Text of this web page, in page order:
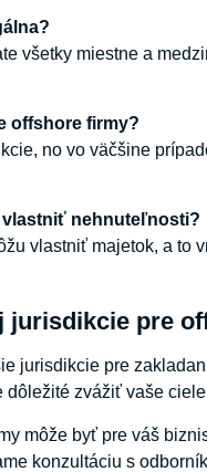
všetky miestne a
offshore firmy?
no vo väčšine
vlastniť nehnuteľnosti?
vlastniť majetok, a to
jurisdikcie pre
jurisdikcie pre
dôležité zvážiť vaše
môže byť pre váš
konzultáciu s